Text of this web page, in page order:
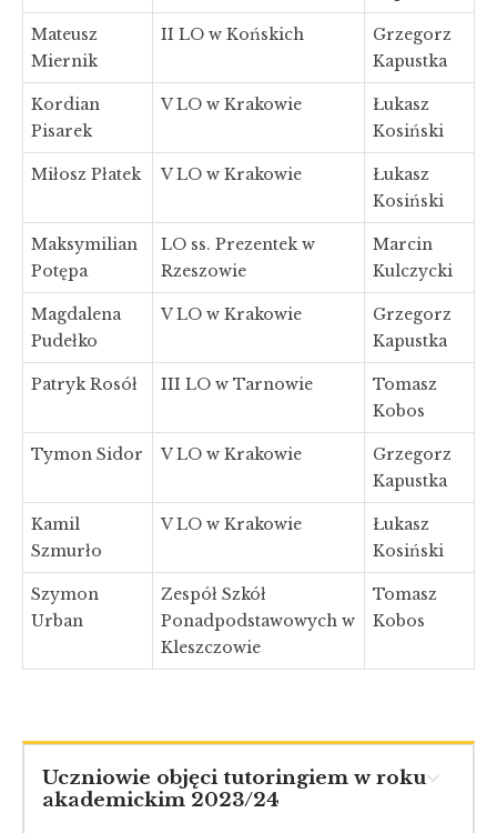
Mateusz
Miernik
II LO w Końskich
Grzegorz
Kapustka
Kordian
Pisarek
V LO w Krakowie
Łukasz
Kosiński
Miłosz Płatek V LO w Krakowie
Łukasz
Kosiński
Maksymilian
Potępa
LO ss. Prezentek w
Rzeszowie
Marcin
Kulczycki
Magdalena
Pudełko
V LO w Krakowie
Grzegorz
Kapustka
Patryk Rosół III LO w Tarnowie
Tomasz
Kobos
Tymon Sidor V LO w Krakowie
Grzegorz
Kapustka
Kamil
Szmurło
V LO w Krakowie
Łukasz
Kosiński
Szymon
Urban
Zespół Szkół
Ponadpodstawowych w
Kleszczowie
Tomasz
Kobos
Uczniowie objęci tutoringiem w roku
akademickim 2023/24